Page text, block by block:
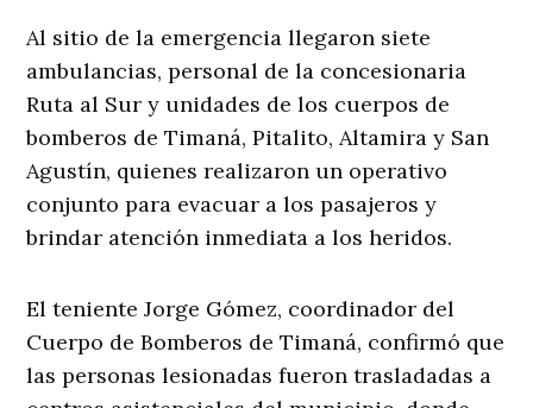
Al sitio de la emergencia llegaron siete
ambulancias, personal de la concesionaria
Ruta al Sur y unidades de los cuerpos de
bomberos de Timaná, Pitalito, Altamira y San
Agustín, quienes realizaron un operativo
conjunto para evacuar a los pasajeros y
brindar atención inmediata a los heridos.
El teniente Jorge Gómez, coordinador del
Cuerpo de Bomberos de Timaná, confirmó que
las personas lesionadas fueron trasladadas a